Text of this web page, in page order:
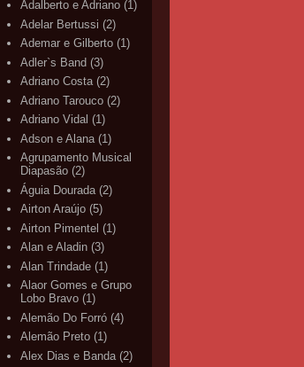
Adalberto e Adriano (1)
Adelar Bertussi (2)
Ademar e Gilberto (1)
Adler`s Band (3)
Adriano Costa (2)
Adriano Tarouco (2)
Adriano Vidal (1)
Adson e Alana (1)
Agrupamento Musical
Diapasão (2)
Águia Dourada (2)
Airton Araújo (5)
Airton Pimentel (1)
Alan e Aladin (3)
Alan Trindade (1)
Alaor Gomes e Grupo
Lobo Bravo (1)
Alemão Do Forró (4)
Alemão Preto (1)
Alex Dias e Banda (2)